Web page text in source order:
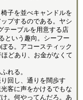
子を並べキャンドルを
プするのである。ヤシ
テーブルを用意する店
という趣向。シーフー
る。アコースティック
どあり、お金がなくて
れる。
回し、通りを闊歩す
客に声をかけるでもな
。何やってんだろ。あ